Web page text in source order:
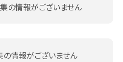
の情報がございません
の情報がございません